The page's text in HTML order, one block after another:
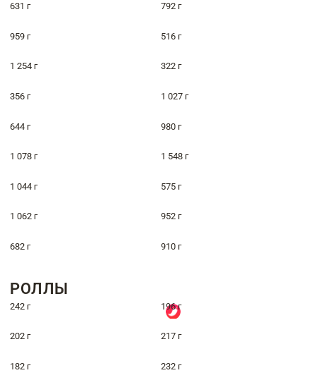
631 г 792 г
959 г 516 г
1 254 г 322 г
356 г 1 027 г
644 г 980 г
1 078 г 1 548 г
1 044 г 575 г
1 062 г 952 г
682 г 910 г
РОЛЛЫ
242 г 196 г
202 г 217 г
182 г 232 г